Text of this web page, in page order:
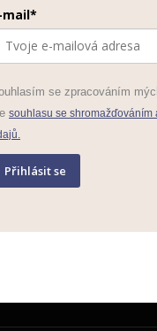
mail*
se zpracováním
souhlasu se shromažďováním
Přihlásit se